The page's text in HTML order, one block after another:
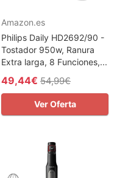
Amazon.es
Philips Daily HD2692/90 -
Tostador 950w, Ranura
Extra larga, 8 Funciones,...
49,44€ 54,99€
Ver Oferta